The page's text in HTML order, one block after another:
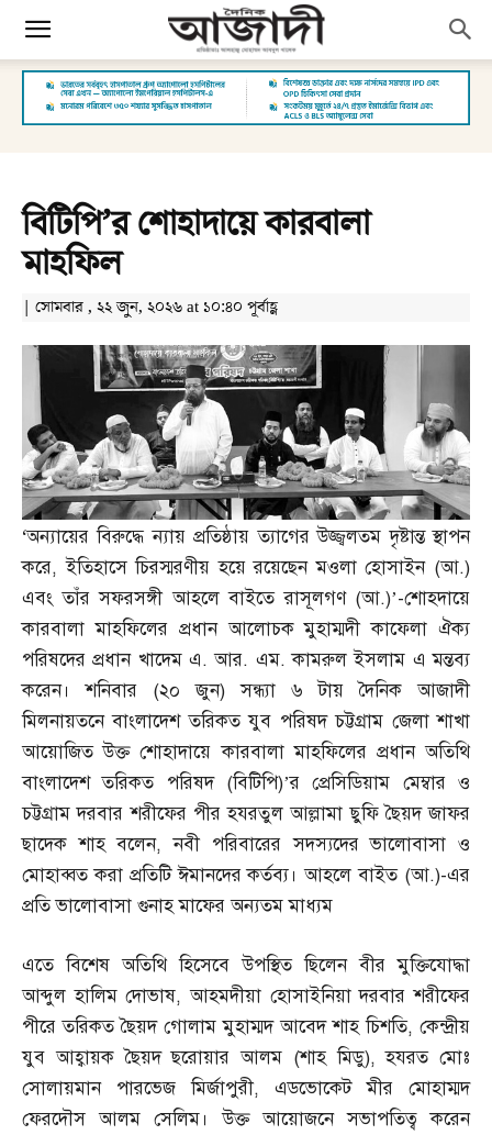
বিটিপি’র শোহাদায়ে কারবালা
মাহফিল
| সোমবার , ২২ জুন, ২০২৬ at ১০:৪০ পূর্বাহ্ণ
‘অন্যায়ের বিরুদ্ধে ন্যায় প্রতিষ্ঠায় ত্যাগের উজ্জ্বলতম দৃষ্টান্ত স্থাপন
করে,ইতিহাসে চিরস্মরণীয় হয়ে রয়েছেন মওলা হোসাইন (আ.)
এবং তাঁর সফরসঙ্গী আহলে বাইতে রাসূলগণ (আ.)’-শোহদায়ে
কারবালা মাহফিলের প্রধান আলোচক মুহাম্মদী কাফেলা ঐক্য
পরিষদের প্রধান খাদেম এ.আর. এম.কামরুল ইসলাম এ মন্তব্য
করেন। শনিবার (২০ জুন)সন্ধ্যা ৬ টায় দৈনিক আজাদী
মিলনায়তনে বাংলাদেশ তরিকত যুব পরিষদ চট্টগ্রাম জেলা শাখা
আয়োজিত উক্ত শোহাদায়ে কারবালা মাহফিলের প্রধান অতিথি
বাংলাদেশ তরিকত পরিষদ (বিটিপি)’র প্রেসিডিয়াম মেম্বার ও
চট্টগ্রাম দরবার শরীফের পীর হযরতুল আল্লামা ছুফি ছৈয়দ জাফর
ছাদেক শাহ বলেন,নবী পরিবারের সদস্যদের ভালোবাসা ও
মোহাব্বত করা প্রতিটি ঈমানদের কর্তব্য। আহলে বাইত (আ.)-এর
প্রতি ভালোবাসা গুনাহ মাফের অন্যতম মাধ্যম
এতে বিশেষ অতিথি হিসেবে উপস্থিত ছিলেন বীর মুক্তিযোদ্ধা
আব্দুল হালিম দোভাষ,আহমদীয়া হোসাইনিয়া দরবার শরীফের
পীরে তরিকত ছৈয়দ গোলাম মুহাম্মদ আবেদ শাহ চিশতি, কেন্দ্রীয়
যুব আহ্বায়ক ছৈয়দ ছরোয়ার আলম (শাহ মিডু),হযরত মোঃ
সোলায়মান পারভেজ মির্জাপুরী, এডভোকেট মীর মোহাম্মদ
ফেরদৌস আলম সেলিম। উক্ত আয়োজনে সভাপতিত্ব করেন